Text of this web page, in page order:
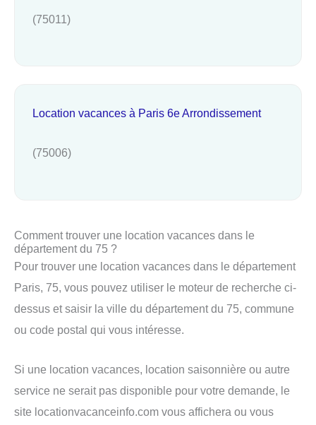
(75011)
Location vacances à Paris 6e Arrondissement
(75006)
Comment trouver une location vacances dans le
département du 75 ?
Pour trouver une location vacances dans le département
Paris, 75, vous pouvez utiliser le moteur de recherche ci-
dessus et saisir la ville du département du 75, commune
ou code postal qui vous intéresse.
Si une location vacances, location saisonnière ou autre
service ne serait pas disponible pour votre demande, le
site locationvacanceinfo.com vous affichera ou vous